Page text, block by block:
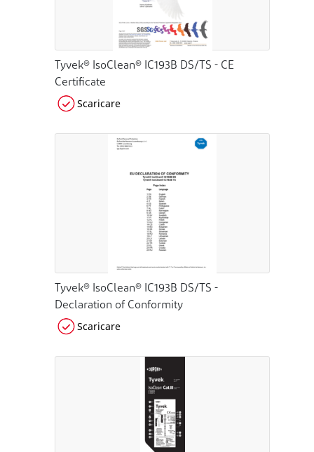
Tyvek® IsoClean® IC193B DS/TS - CE
Certificate
Scaricare
Tyvek® IsoClean® IC193B DS/TS -
Declaration of Conformity
Scaricare